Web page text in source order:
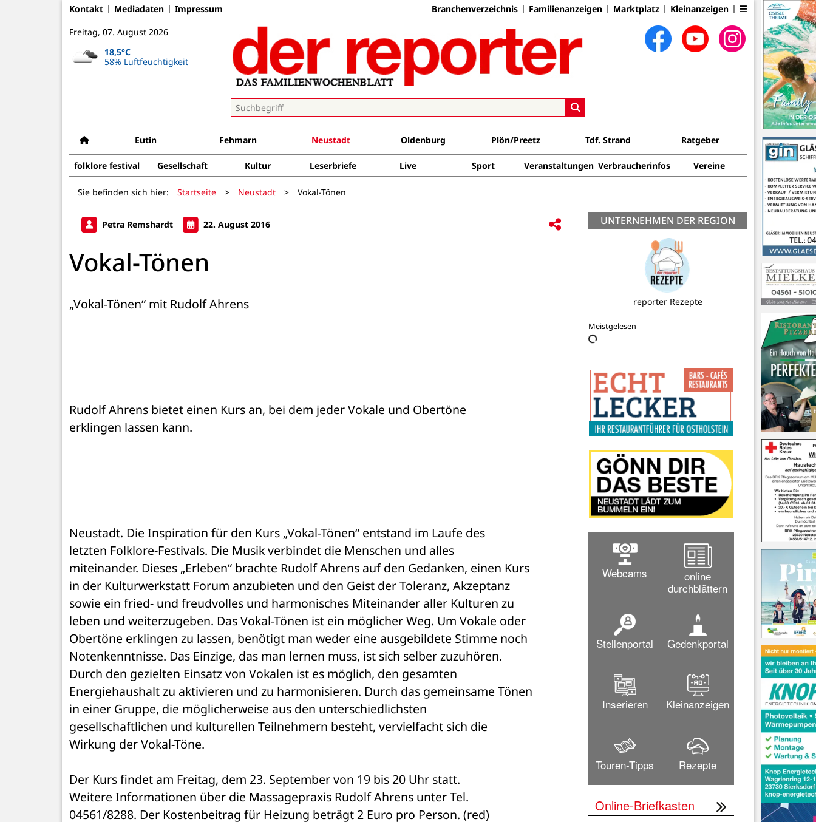
Kontakt Mediadaten Impressum Branchenverzeichnis Familienanzeigen Marktplatz Kleinanzeigen
Freitag, 07. August 2026
18,5°C
58% Luftfeuchtigkeit
Eutin Fehmarn Neustadt Oldenburg Plön/Preetz Tdf. Strand Ratgeber
folklore festival Gesellschaft Kultur Leserbriefe Live Sport Veranstaltungen Verbraucherinfos Vereine
Sie befinden sich hier: Startseite > Neustadt > Vokal-Tönen
Petra Remshardt 22. August 2016
Vokal-Tönen
„Vokal-Tönen“ mit Rudolf Ahrens
Rudolf Ahrens bietet einen Kurs an, bei dem jeder Vokale und Obertöne
erklingen lassen kann.
Neustadt. Die Inspiration für den Kurs „Vokal-Tönen“ entstand im Laufe des
letzten Folklore-Festivals. Die Musik verbindet die Menschen und alles
miteinander. Dieses „Erleben“ brachte Rudolf Ahrens auf den Gedanken, einen Kurs
in der Kulturwerkstatt Forum anzubieten und den Geist der Toleranz, Akzeptanz
sowie ein fried- und freudvolles und harmonisches Miteinander aller Kulturen zu
leben und weiterzugeben. Das Vokal-Tönen ist ein möglicher Weg. Um Vokale oder
Obertöne erklingen zu lassen, benötigt man weder eine ausgebildete Stimme noch
Notenkenntnisse. Das Einzige, das man lernen muss, ist sich selber zuzuhören.
Durch den gezielten Einsatz von Vokalen ist es möglich, den gesamten
Energiehaushalt zu aktivieren und zu harmonisieren. Durch das gemeinsame Tönen
in einer Gruppe, die möglicherweise aus den unterschiedlichsten
gesellschaftlichen und kulturellen Teilnehmern besteht, vervielfacht sich die
Wirkung der Vokal-Töne.
Der Kurs findet am Freitag, dem 23. September von 19 bis 20 Uhr statt.
Weitere Informationen über die Massagepraxis Rudolf Ahrens unter Tel.
04561/8288. Der Kostenbeitrag für Heizung beträgt 2 Euro pro Person. (red)
UNTERNEHMEN DER REGION
Ergotherapie bei den Linden
Meistgelesen
Webcams
online
durchblättern
Stellenportal Gedenkportal
Inserieren Kleinanzeigen
Touren-Tipps Rezepte
Online-Briefkasten